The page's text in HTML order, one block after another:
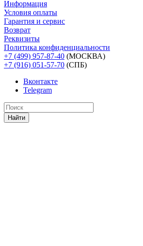
Информация
Условия оплаты
Гарантия и сервис
Возврат
Реквизиты
Политика конфиденциальности
+7 (499) 957-87-40 (МОСКВА)
+7 (916) 051-57-70 (СПБ)
Вконтакте
Telegram
Найти